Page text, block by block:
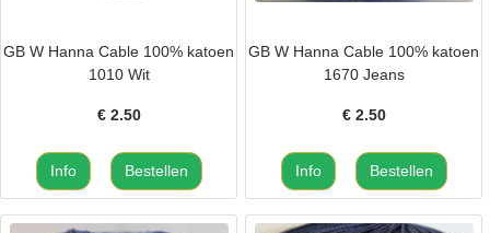
GB W Hanna Cable 100% katoen
1010 Wit
€ 2.50
GB W Hanna Cable 100% katoen
1670 Jeans
€ 2.50